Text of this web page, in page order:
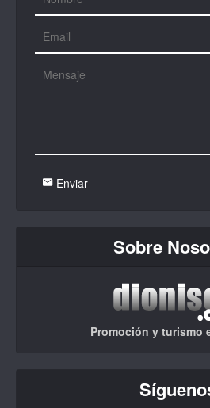
Enviar
Sobre
Promoción y turismo